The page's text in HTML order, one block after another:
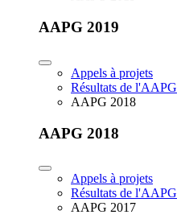
AAPG 2019
Appels à projets
Résultats de l'AAPG
AAPG 2018
AAPG 2018
Appels à projets
Résultats de l'AAPG
AAPG 2017